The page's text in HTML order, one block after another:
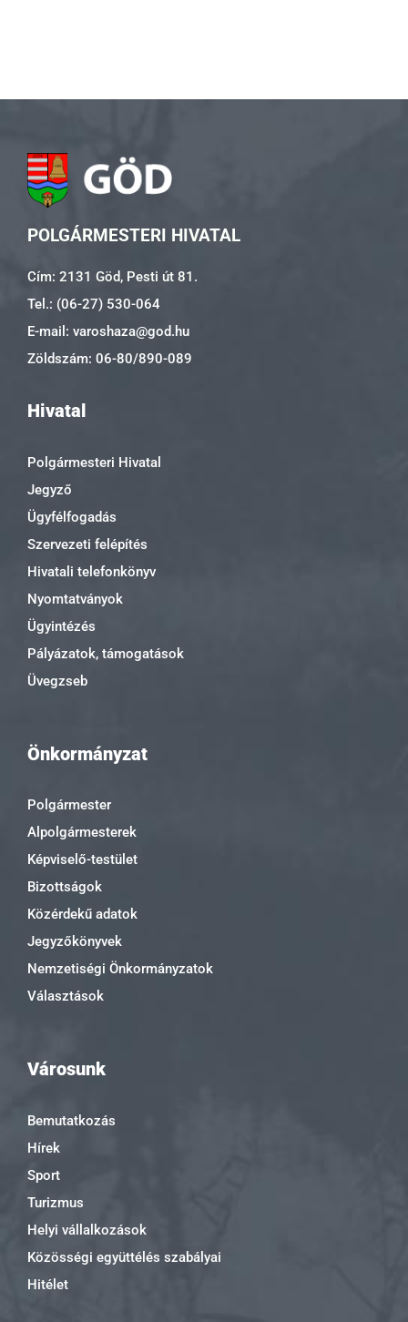
POLGÁRMESTERI HIVATAL
Cím: 2131 Göd, Pesti út 81.
Tel.: (06-27) 530-064
E-mail: varoshaza@god.hu
Zöldszám: 06-80/890-089
Hivatal
Polgármesteri Hivatal
Jegyző
Ügyfélfogadás
Szervezeti felépítés
Hivatali telefonkönyv
Nyomtatványok
Ügyintézés
Pályázatok, támogatások
Üvegzseb
Önkormányzat
Polgármester
Alpolgármesterek
Képviselő-testület
Bizottságok
Közérdekű adatok
Jegyzőkönyvek
Nemzetiségi Önkormányzatok
Választások
Városunk
Bemutatkozás
Hírek
Sport
Turizmus
Helyi vállalkozások
Közösségi együttélés szabályai
Hitélet